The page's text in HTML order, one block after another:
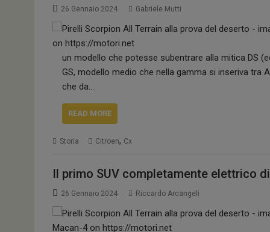
26 Gennaio 2024 Gabriele Mutti
un modello che potesse subentrare alla mitica DS
GS, modello medio che nella gamma si inseriva tra
che da…
READ MORE
Storia Citroen, Cx
Il primo SUV completamente elettrico
26 Gennaio 2024 Riccardo Arcangeli